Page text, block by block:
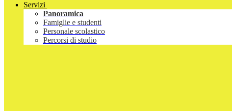
Servizi
Panoramica
Famiglie e studenti
Personale scolastico
Percorsi di studio